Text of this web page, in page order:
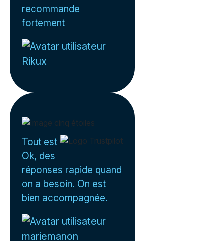
recommande
fortement
Rikux
Tout est
Ok, des
réponses rapide quand
on a besoin. On est
bien accompagnée.
mariemanon